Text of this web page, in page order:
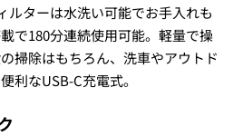
ルターは水洗い可能でお手入れも
で180分連続使用可能。軽量で操
掃除はもちろん、洗車やアウトド
利なUSB-C充電式。